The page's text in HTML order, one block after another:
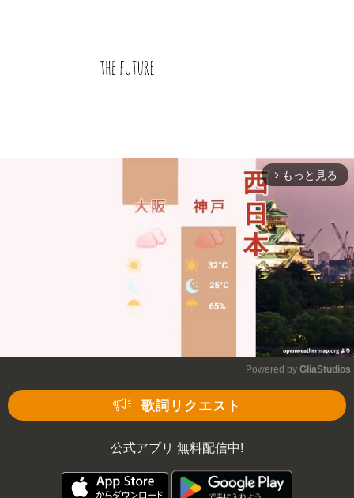
arrow_forward_ios もっと見る
Powered by GliaStudios
歌詞リクエスト
公式アプリ 無料配信中!